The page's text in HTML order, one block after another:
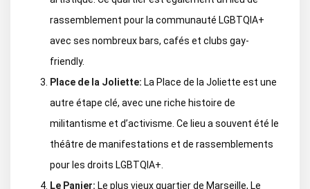
rassemblement pour la communauté LGBTQIA+
avec ses nombreux bars, cafés et clubs gay-
friendly.
Place de la Joliette: La Place de la Joliette est une
autre étape clé, avec une riche histoire de
militantisme et d’activisme. Ce lieu a souvent été le
théâtre de manifestations et de rassemblements
pour les droits LGBTQIA+.
Le Panier: Le plus vieux quartier de Marseille, Le